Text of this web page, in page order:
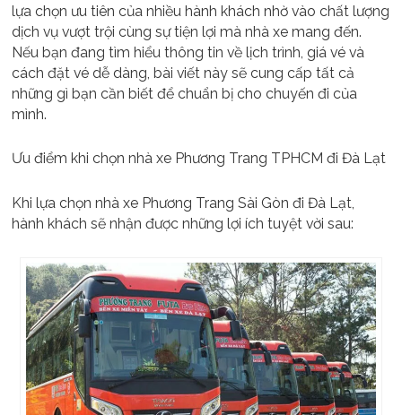
lựa chọn ưu tiên của nhiều hành khách nhờ vào chất lượng
dịch vụ vượt trội cùng sự tiện lợi mà nhà xe mang đến.
Nếu bạn đang tìm hiểu thông tin về lịch trình, giá vé và
cách đặt vé dễ dàng, bài viết này sẽ cung cấp tất cả
những gì bạn cần biết để chuẩn bị cho chuyến đi của
mình.
Ưu điểm khi chọn nhà xe Phương Trang TPHCM đi Đà Lạt
Khi lựa chọn nhà xe Phương Trang Sài Gòn đi Đà Lạt,
hành khách sẽ nhận được những lợi ích tuyệt vời sau: